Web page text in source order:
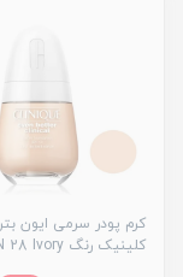
کرم پودر سرمی ایون بتر
کلینیک رنگ CN 28 Ivory^